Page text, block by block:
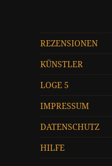
REZENSIONEN
KÜNSTLER
LOGE 5
IMPRESSUM
DATENSCHUTZ
HILFE